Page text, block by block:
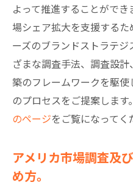
よって推進することがで
場シェア拡大を支援する
ーズのブランドストラテ
ざまな調査手法、調査設
築のフレームワークを駆
のプロセスをご提案します
のページをご覧になってく
アメリカ市場調査及
め方。